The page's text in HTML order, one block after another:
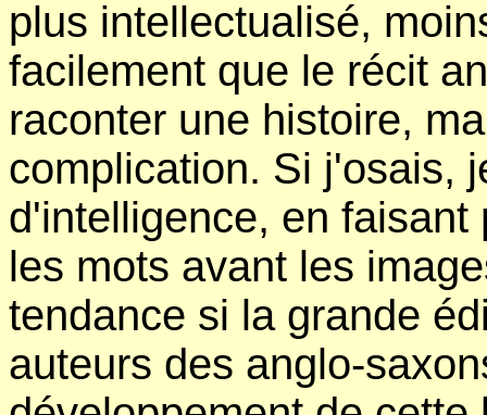
plus intellectualisé,
facilement que le récit
raconter une histoire,
complication. Si j'osais,
d'intelligence, en
les mots avant les
tendance si la grande
auteurs des anglo-